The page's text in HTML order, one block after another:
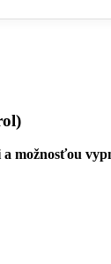
a možnosťou